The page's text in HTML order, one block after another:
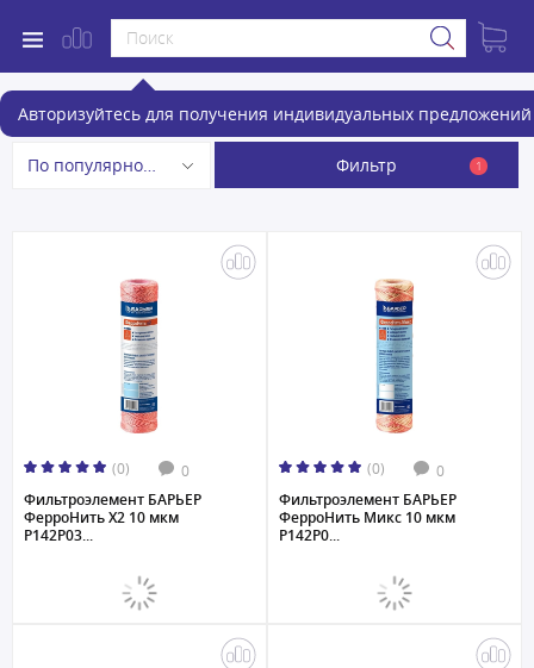
Авторизуйтесь для получения индивидуальных предложений
Аксессуары для проточных фильтров
По популярности Фильтр 1
(0) 0
Фильтроэлемент БАРЬЕР
ФерроНить Х2 10 мкм
Р142Р03...
(0) 0
Фильтроэлемент БАРЬЕР
ФерроНить Микс 10 мкм
Р142Р0...